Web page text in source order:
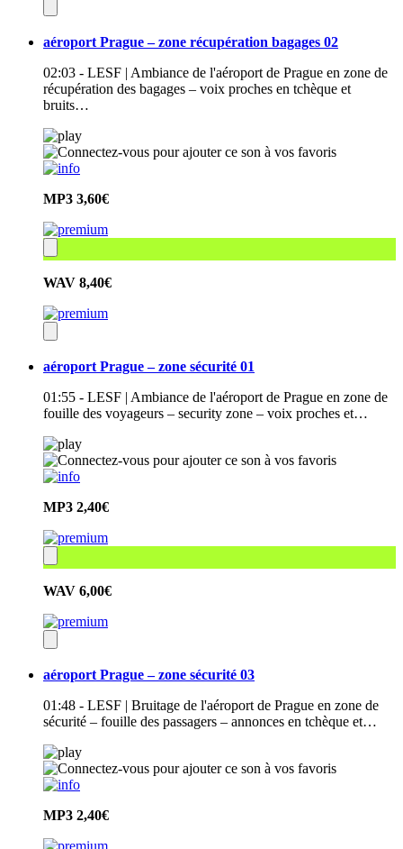
aéroport Prague – zone récupération bagages 02
02:03 - LESF | Ambiance de l'aéroport de Prague en zone de
récupération des bagages – voix proches en tchèque et
bruits…
MP3 3,60€
WAV 8,40€
aéroport Prague – zone sécurité 01
01:55 - LESF | Ambiance de l'aéroport de Prague en zone de
fouille des voyageurs – security zone – voix proches et…
MP3 2,40€
WAV 6,00€
aéroport Prague – zone sécurité 03
01:48 - LESF | Bruitage de l'aéroport de Prague en zone de
sécurité – fouille des passagers – annonces en tchèque et…
MP3 2,40€